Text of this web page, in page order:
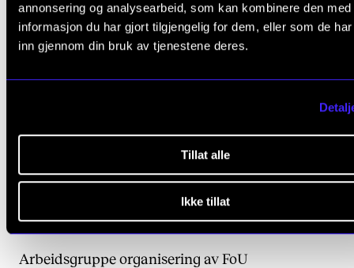
annonsering og analysearbeid, som kan kombinere den med
informasjon du har gjort tilgjengelig for dem, eller som de
inn gjennom din bruk av tjenestene deres.
Tillat alle
Ikke tillat
Arbeidsgruppe organisering av FoU